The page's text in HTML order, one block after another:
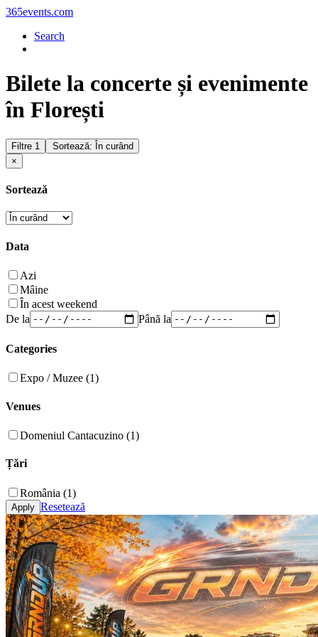
365events.com
Search
Bilete la concerte și evenimente
în Florești
Filtre 1
Sortează: În curând
×
Sortează
Data
Azi
Mâine
În acest weekend
De la
Până la
Categories
Expo / Muzee (1)
Venues
Domeniul Cantacuzino (1)
Țări
România (1)
Resetează